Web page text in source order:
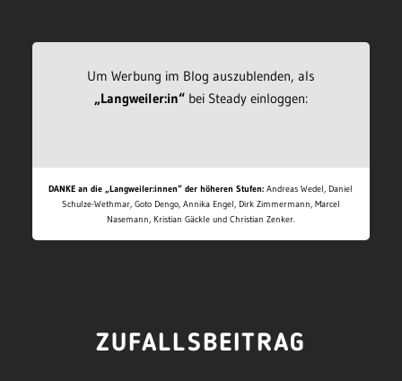
Um Werbung im Blog auszublenden, als
„Langweiler:in“bei Steady einloggen:
DANKE an die „Langweiler:innen“ der höheren Stufen: Andreas Wedel, Daniel
Schulze-Wethmar, Goto Dengo, Annika Engel, Dirk Zimmermann, Marcel
Nasemann, Kristian Gäckle und Christian Zenker.
ZUFALLSBEITRAG